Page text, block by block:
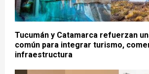
Tucumán y Catamarca refuerzan
común para integrar turismo,
infraestructura